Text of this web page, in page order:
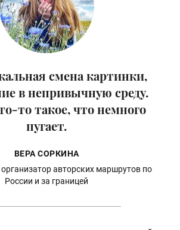
смена картинки,
в непривычную среду.
то такое, что немного
пугает.
ВЕРА СОРКИНА
организатор авторских маршрутов по
России и за границей